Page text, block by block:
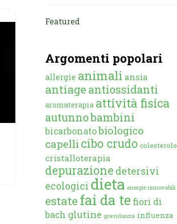
Featured
Argomenti popolari
allergie animali ansia
antiage antiossidanti
aromaterapia attività fisica
autunnobambini
bicarbonatobiologico
capelli cibo crudo colesterolo
cristalloterapia
depurazione detersivi
ecologici dieta energie rinnovabili
estate fai da te fiori di
bach glutine gravidanza influenza